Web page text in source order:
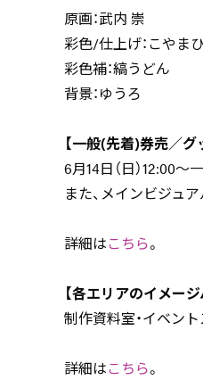
原画：武内 崇
彩色/仕上げ：こやま
彩色補：縞うどん
背景：ゆうろ
【一般(先着)券売／
6月14日（日）12:00
また、メインビジュ
詳細はこちら。
【各エリアのイメー
制作資料室・イベン
詳細はこちら。